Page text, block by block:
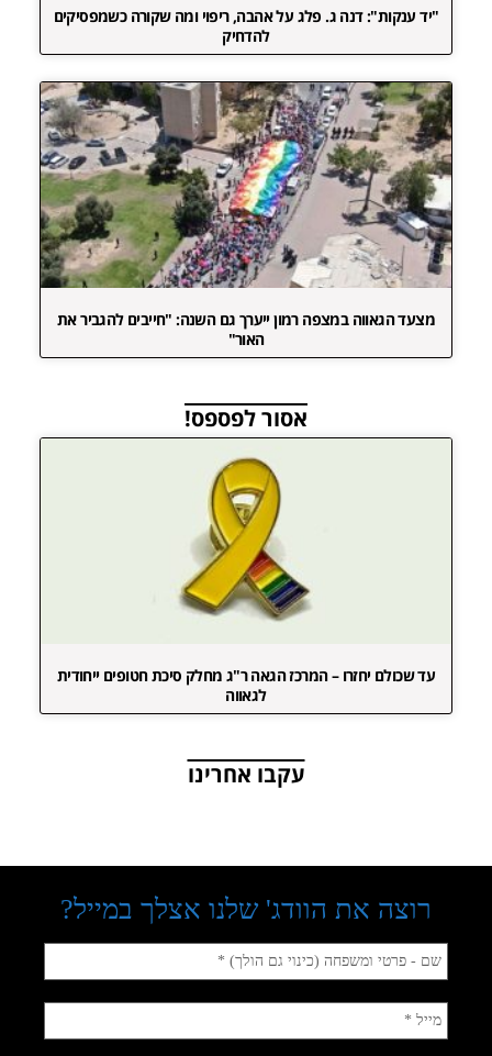
"יד ענקות": דנה ג. פלג על אהבה, ריפוי ומה שקורה כשמפסיקים
להדחיק
מצעד הגאווה במצפה רמון ייערך גם השנה: "חייבים להגביר את
האור"
אסור לפספס!
עד שכולם יחזרו – המרכז הגאה ר"ג מחלק סיכת חטופים ייחודית
לגאווה
עקבו אחרינו